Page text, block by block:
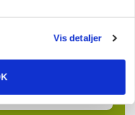
Vis detaljer
03. aug.